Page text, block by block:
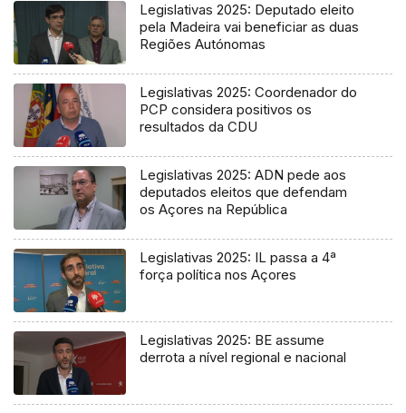
Legislativas 2025: Deputado eleito
pela Madeira vai beneficiar as duas
Regiões Autónomas
Legislativas 2025: Coordenador do
PCP considera positivos os
resultados da CDU
Legislativas 2025: ADN pede aos
deputados eleitos que defendam
os Açores na República
Legislativas 2025: IL passa a 4ª
força política nos Açores
Legislativas 2025: BE assume
derrota a nível regional e nacional